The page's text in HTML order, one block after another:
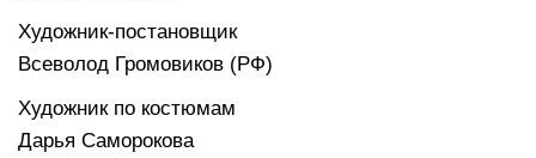
Художник-постановщик
Всеволод Громовиков (РФ)
Художник по костюмам
Дарья Саморокова